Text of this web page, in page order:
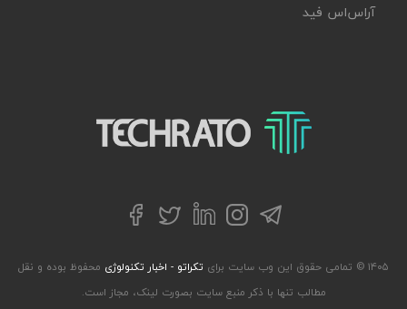
آر‌اس‌اس فید
تکراتو – زندگی با تکنولوژی
تلگراماینستاگرام
لینکداینتوییترفیسبوک
۱۴۰۵ © تمامی حقوق این وب سایت برای تکراتو - اخبار تکنولوژی محفوظ بوده و نقل
مطالب تنها با ذکر منبع سایت بصورت لینک، مجاز است.